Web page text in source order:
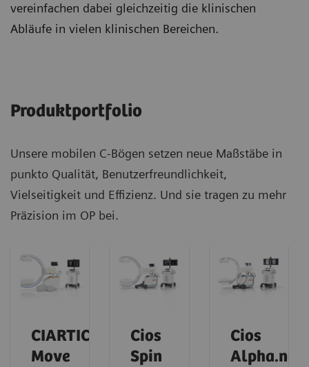
vereinfachen dabei gleichzeitig die klinischen
Abläufe in vielen klinischen Bereichen.
Produktportfolio
Unsere mobilen C-Bögen setzen neue Maßstäbe in
punkto Qualität, Benutzerfreundlichkeit,
Vielseitigkeit und Effizienz. Und sie tragen zu mehr
Präzision im OP bei.
CIARTIC
Move
Cios
Spin
Cios
Alpha.neo